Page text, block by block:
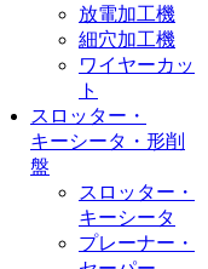
放電加工機
細穴加工機
ワイヤーカッ
ト
スロッター・
キーシータ・形削
盤
スロッター・
キーシータ
プレーナー・